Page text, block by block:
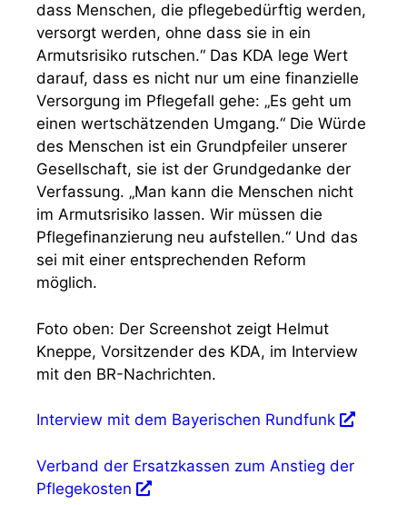
dass Menschen, die pflegebedürftig werden,
versorgt werden, ohne dass sie in ein
Armutsrisiko rutschen.“ Das KDA lege Wert
darauf, dass es nicht nur um eine finanzielle
Versorgung im Pflegefall gehe: „Es geht um
einen wertschätzenden Umgang.“ Die Würde
des Menschen ist ein Grundpfeiler unserer
Gesellschaft, sie ist der Grundgedanke der
Verfassung. „Man kann die Menschen nicht
im Armutsrisiko lassen. Wir müssen die
Pflegefinanzierung neu aufstellen.“ Und das
sei mit einer entsprechenden Reform
möglich.
Foto oben: Der Screenshot zeigt Helmut
Kneppe, Vorsitzender des KDA, im Interview
mit den BR-Nachrichten.
Interview mit dem Bayerischen Rundfunk
Verband der Ersatzkassen zum Anstieg der
Pflegekosten